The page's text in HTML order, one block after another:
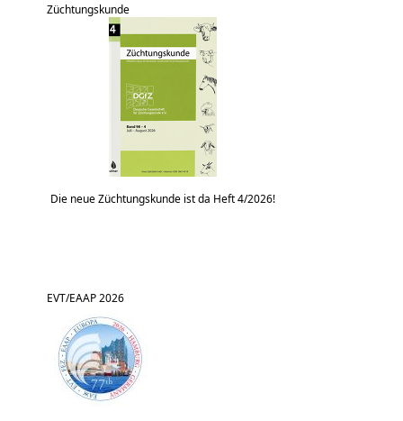
Züchtungskunde
Die neue Züchtungskunde ist da Heft 4/2026!
EVT/EAAP 2026